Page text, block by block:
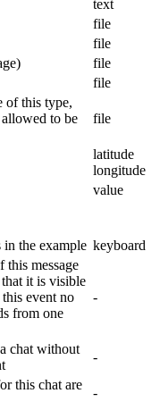
text
file
file
file
file
of this type,
to be
file
latitude
longitude
value
in the example keyboard
this message
it is visible
event no
from one
-
chat without
-
this chat are
-